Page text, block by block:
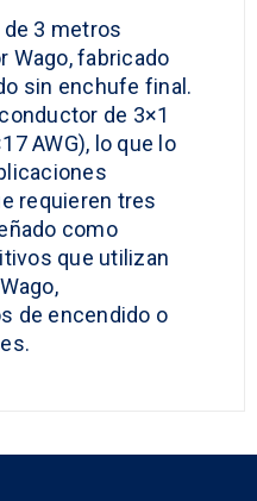
3 metros
Wago, fabricado
sin enchufe final.
de 3×1
AWG), lo que lo
requieren tres
como
que utilizan
de encendido o